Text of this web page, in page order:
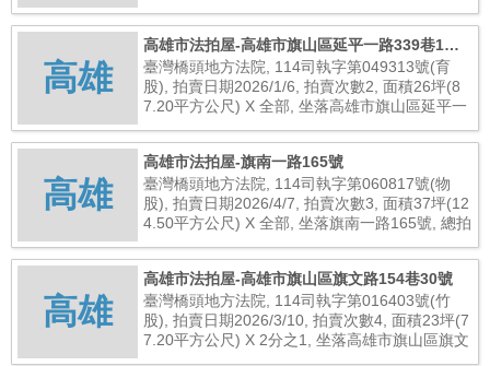
高雄
高雄市法拍屋-高雄市旗山區延平一路339巷1弄5
號
臺灣橋頭地方法院, 114司執字第049313號(育
股), 拍賣日期2026/1/6, 拍賣次數2, 面積26坪(8
7.20平方公尺) X 全部, 坐落高雄市旗山區延平一
高雄
高雄市法拍屋-旗南一路165號
臺灣橋頭地方法院, 114司執字第060817號(物
股), 拍賣日期2026/4/7, 拍賣次數3, 面積37坪(12
4.50平方公尺) X 全部, 坐落旗南一路165號, 總拍
高雄
高雄市法拍屋-高雄市旗山區旗文路154巷30號
臺灣橋頭地方法院, 114司執字第016403號(竹
股), 拍賣日期2026/3/10, 拍賣次數4, 面積23坪(7
7.20平方公尺) X 2分之1, 坐落高雄市旗山區旗文